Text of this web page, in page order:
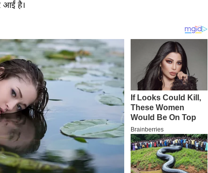
आईं है।